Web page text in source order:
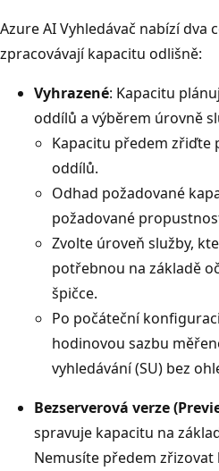
Azure AI Vyhledávač nabízí dva
zpracovávají kapacitu odlišně:
Vyhrazené: Kapacitu
oddílů a výběrem úrovně
Kapacitu předem zřiďte
oddílů.
Odhad požadované
požadované
Zvolte úroveň služby,
potřebnou na základě
špičce.
Po počáteční
hodinovou sazbu
vyhledávání (SU) bez
Bezserverová verze
spravuje kapacitu na
Nemusíte předem